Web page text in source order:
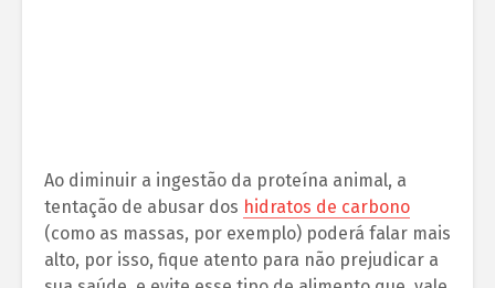
Ao diminuir a ingestão da proteína animal, a
tentação de abusar dos hidratos de carbono
(como as massas, por exemplo) poderá falar mais
alto, por isso, fique atento para não prejudicar a